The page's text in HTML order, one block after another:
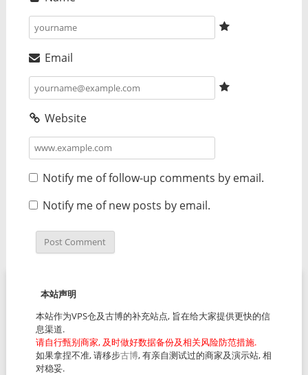
Email
Website
Notify me of follow-up comments by email.
Notify me of new posts by email.
本站声明
本站作为VPS仓及古博的补充站点, 旨在给大家提供更快的信
息渠道.
请自行甄别商家, 及时做好数据备份及相关风险防范措施.
如果拿捏不准, 请移步古博, 有亲自测试过的商家及演示站, 相
对稳妥.